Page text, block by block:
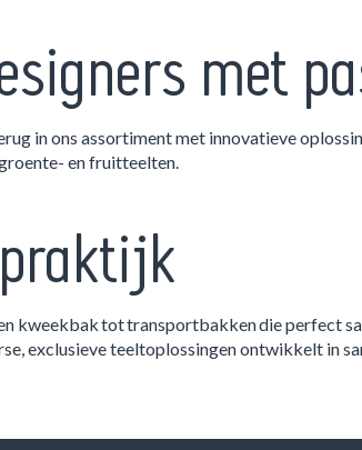
met
in ons assortiment met innovatieve
en fruitteelten.
kweekbak tot transportbakken die perfect
exclusieve teeltoplossingen ontwikkelt in